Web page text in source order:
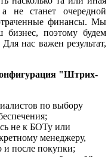
не станет очередной
финансы. Мы
поэтому будем
нас важен результат,
"Штрих-
по выбору
не к БОТу или
менеджеру,
и после покупки;